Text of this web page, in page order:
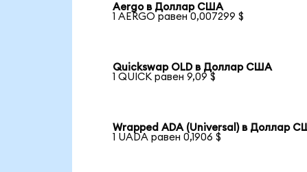
Aergo в Доллар США
1 AERGO равен 0,007299 $
Quickswap OLD в Доллар США
1 QUICK равен 9,09 $
Wrapped ADA (Universal) в Доллар
1 UADA равен 0,1906 $